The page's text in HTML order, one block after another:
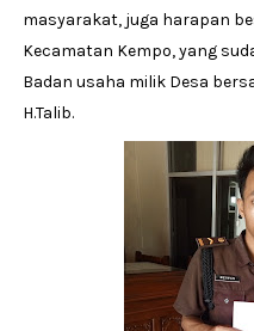
masyarakat, juga harapan
Kecamatan Kempo, yang
Badan usaha milik Desa
H.Talib.